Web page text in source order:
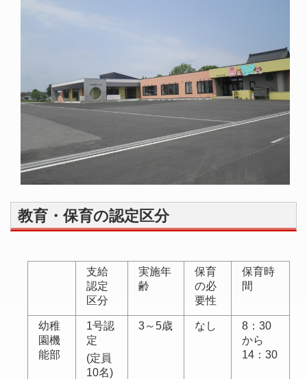
教育・保育の認定区分
支給
認定
区分
実施年
齢
保育
の必
要性
保育時
間
幼稚
園機
能部
1号認
定
(定員
10名)
3～5歳 なし
8：30
から
14：30